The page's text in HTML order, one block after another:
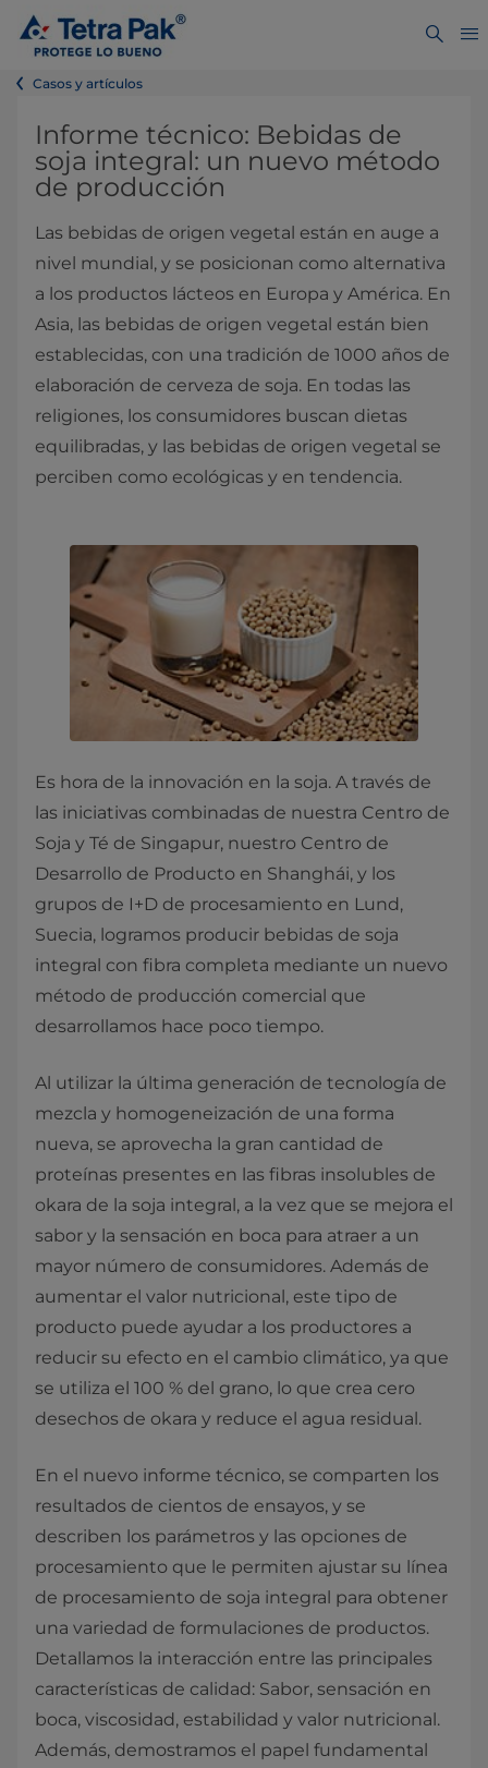
Casos y artículos
Informe técnico: Bebidas de
soja integral: un nuevo método
de producción
Las bebidas de origen vegetal están en auge a
nivel mundial, y se posicionan como alternativa
a los productos lácteos en Europa y América. En
Asia, las bebidas de origen vegetal están bien
establecidas, con una tradición de 1000 años de
elaboración de cerveza de soja. En todas las
religiones, los consumidores buscan dietas
equilibradas, y las bebidas de origen vegetal se
perciben como ecológicas y en tendencia.
Es hora de la innovación en la soja. A través de
las iniciativas combinadas de nuestra Centro de
Soja y Té de Singapur, nuestro Centro de
Desarrollo de Producto en Shanghái, y los
grupos de I+D de procesamiento en Lund,
Suecia, logramos producir bebidas de soja
integral con fibra completa mediante un nuevo
método de producción comercial que
desarrollamos hace poco tiempo.
Al utilizar la última generación de tecnología de
mezcla y homogeneización de una forma
nueva, se aprovecha la gran cantidad de
proteínas presentes en las fibras insolubles de
okara de la soja integral, a la vez que se mejora el
sabor y la sensación en boca para atraer a un
mayor número de consumidores. Además de
aumentar el valor nutricional, este tipo de
producto puede ayudar a los productores a
reducir su efecto en el cambio climático, ya que
se utiliza el 100 % del grano, lo que crea cero
desechos de okara y reduce el agua residual.
En el nuevo informe técnico, se comparten los
resultados de cientos de ensayos, y se
describen los parámetros y las opciones de
procesamiento que le permiten ajustar su línea
de procesamiento de soja integral para obtener
una variedad de formulaciones de productos.
Detallamos la interacción entre las principales
características de calidad: Sabor, sensación en
boca, viscosidad, estabilidad y valor nutricional.
Además, demostramos el papel fundamental